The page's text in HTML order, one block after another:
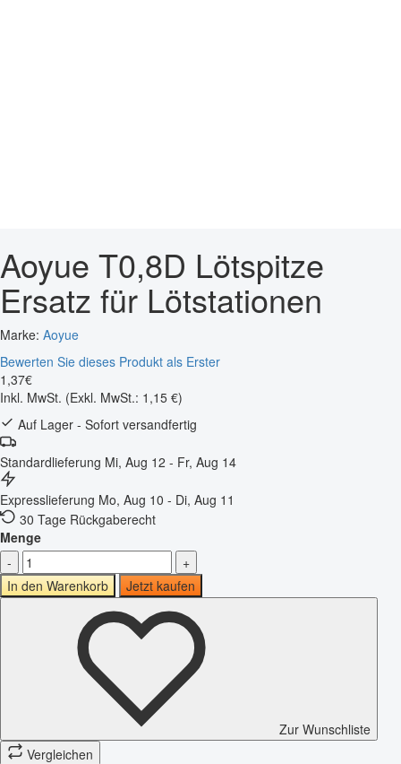
Aoyue T0,8D Lötspitze
Ersatz für Lötstationen
Marke: Aoyue
Bewerten Sie dieses Produkt als Erster
1 ,37€
Inkl. MwSt. (Exkl. MwSt.: 1,15 €)
Auf Lager - Sofort versandfertig
Standardlieferung Mi, Aug 12 - Fr, Aug 14
Expresslieferung Mo, Aug 10 - Di, Aug 11
30 Tage Rückgaberecht
Menge
-
+
In den Warenkorb
Jetzt kaufen
Zur Wunschliste
Vergleichen